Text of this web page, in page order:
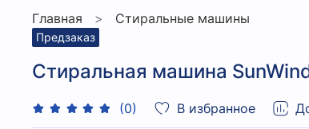
Главная Стиральные машины
Предзаказ
Стиральная машина
(0) В избранное